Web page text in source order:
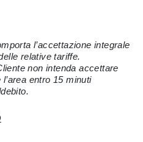
l’accettazione integrale
relative tariffe.
non intenda accettare
entro 15 minuti